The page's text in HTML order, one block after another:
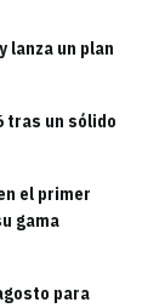
lanza un plan
tras un sólido
el primer
gama
para